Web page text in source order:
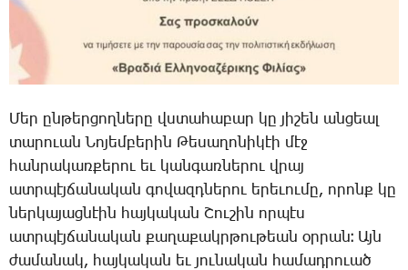
­Մեր ըն­թեր­ցող­նե­րը վստա­հա­բար կը յի­շեն ան­ցեալ
տա­րո­ւան ­Նո­յեմ­բե­րին ­Թե­սա­ղո­նի­կէի մէջ
հան­րա­կառ­քե­րու եւ կան­գառ­նե­րու վրայ
ատր­պէյ­ճա­նա­կան գո­վազդ­նե­րու ե­րե­ւու­մը, ո­րոնք կը
ներ­կա­յաց­նէին հայ­կա­կան ­Շու­շին որ­պէս
ատր­պէյ­ճա­նա­կան քա­ղա­քակր­թու­թեան օր­րան։ Այն
ժա­մա­նակ, հայ­կա­կան եւ յու­նա­կան հա­մադ­րո­ւած